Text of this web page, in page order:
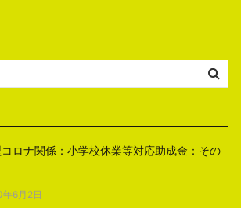
ロナ関係：小学校休業等対応助成金：その
6月2日